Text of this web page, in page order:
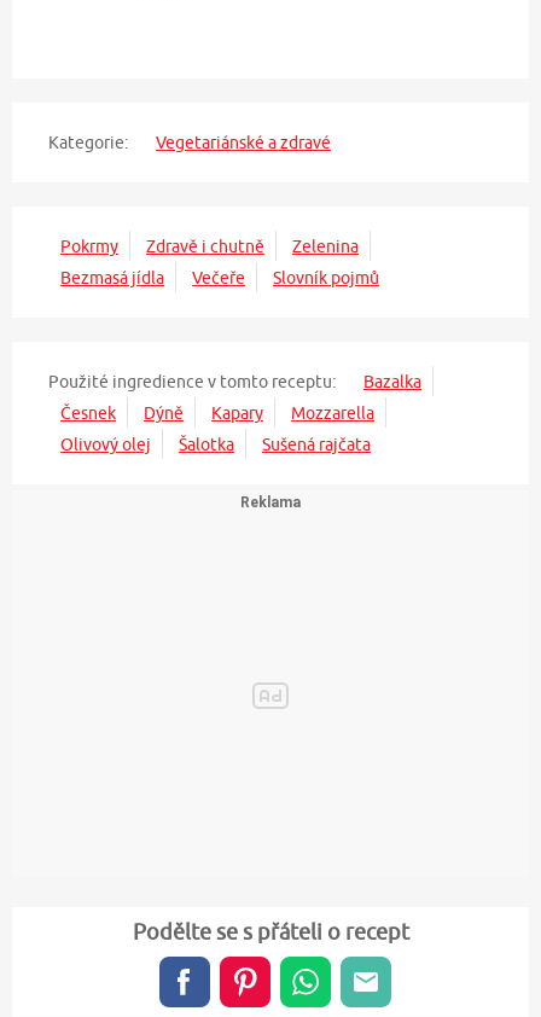
Kategorie: Vegetariánské a zdravé
Pokrmy Zdravě i chutně
Zelenina
Bezmasá jídla
Večeře Slovník pojmů
Použité ingredience v tomto receptu:
Bazalka
Česnek
Dýně Kapary
Mozzarella
Olivový olej
Šalotka Sušená rajčata
Podělte se s přáteli o recept